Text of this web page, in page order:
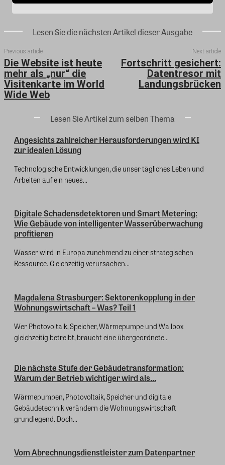
Lesen Sie die nächsten Artikel dieser Ausgabe
Previous article
Die Website ist heute
mehr als „nur“ die
Visitenkarte im World
Wide Web
Next article
Fortschritt gesichert:
Datentresor mit
Landungsbrücken
Lesen Sie Artikel zum selben Thema
Angesichts zahlreicher Herausforderungen wird KI
zur idealen Lösung
Technologische Entwicklungen, die unser tägliches Leben und
Arbeiten auf ein neues...
Digitale Schadensdetektoren und Smart Metering:
Wie Gebäude von intelligenter Wasserüberwachung
profitieren
Wasser wird in Europa zunehmend zu einer strategischen
Ressource. Gleichzeitig verursachen...
Magdalena Strasburger: Sektorenkopplung in der
Wohnungswirtschaft – Was? Teil 1
Wer Photovoltaik, Speicher, Wärmepumpe und Wallbox
gleichzeitig betreibt, braucht eine übergeordnete...
Die nächste Stufe der Gebäudetransformation:
Warum der Betrieb wichtiger wird als...
Wärmepumpen, Photovoltaik, Speicher und digitale
Gebäudetechnik verändern die Wohnungswirtschaft
grundlegend. Doch...
Vom Abrechnungsdienstleister zum Datenpartner